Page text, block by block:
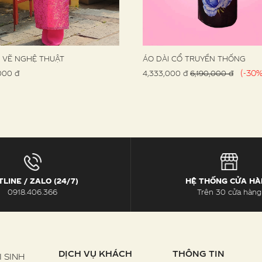
VẼ NGHỆ THUẬT
đ
ÁO DÀI CỔ TRUYỀN THỐNG
4,333,000 đ 6,190,000 đ (-
/ ZALO (24/7)
0918.406.366
HỆ THỐNG CỬA
Trên 30 cửa hàng
SINH DỊCH VỤ KHÁCH THÔNG TIN